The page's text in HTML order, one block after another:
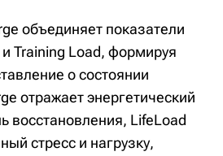
объединяет показатели
Training Load, формируя
о состоянии
отражает энергетический
восстановления, LifeLoad
стресс и нагрузку,